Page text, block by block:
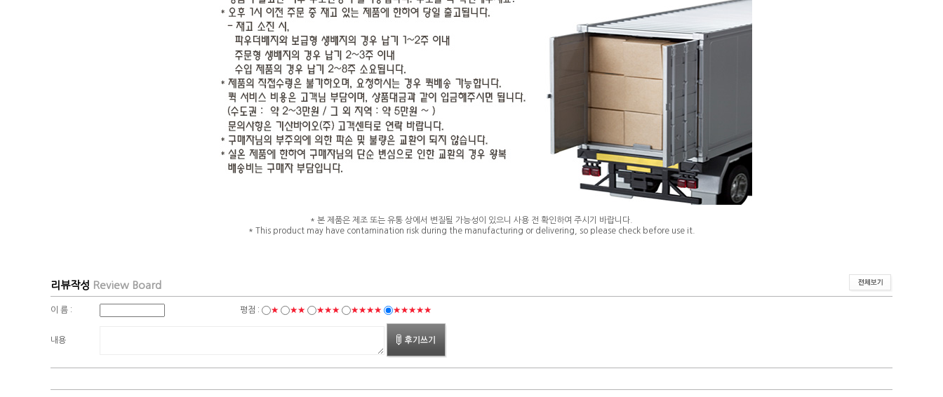
* 본 제품은 제조 또는 유통 상에서 변질될 가능성이 있으니 사용 전 확인하여 주시기 바랍니다.
* This product may have contamination risk during the manufacturing or delivering, so please check before use it.
리뷰작성 Review Board
이 름 : 평점 : ★ ★★ ★★★ ★★★★ ★★★★★
내용